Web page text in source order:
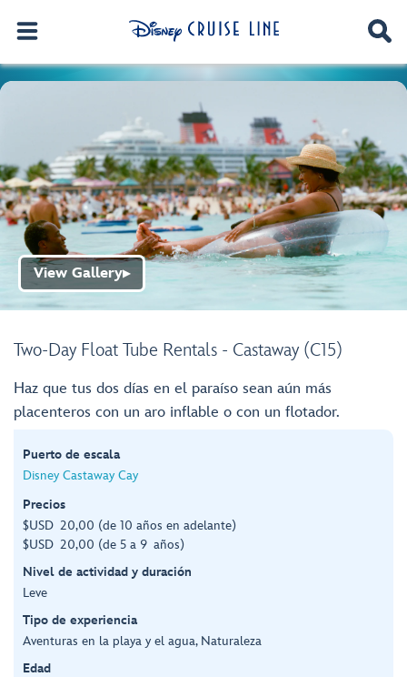
Two-Day Float Tube Rentals - Castaway (C15)
View Gallery▶
Haz que tus dos días en el paraíso sean aún más
placenteros con un aro inflable o con un flotador.
Puerto de escala
Disney Castaway Cay
Precios
$USD 20,00 (de 10 años en adelante)
$USD 20,00 (de 5 a 9 años)
Nivel de actividad y duración
Leve
Tipo de experiencia
Aventuras en la playa y el agua, Naturaleza
Edad